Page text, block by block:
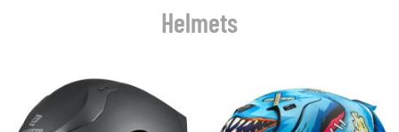
Helmets